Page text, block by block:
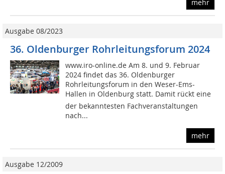
mehr
Ausgabe 08/2023
36. Oldenburger Rohrleitungsforum 2024
www.iro-online.de Am 8. und 9. Februar
2024 findet das 36. Oldenburger
Rohrleitungsforum in den Weser-Ems-
Hallen in Oldenburg statt. Damit rückt eine
der bekanntesten Fachveranstaltungen
nach...
mehr
Ausgabe 12/2009